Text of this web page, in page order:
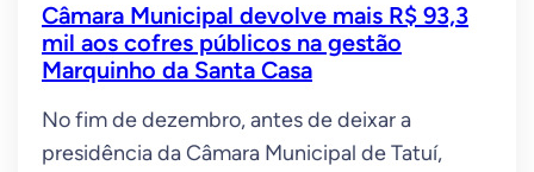
Câmara Municipal devolve mais R$ 93,3
mil aos cofres públicos na gestão
Marquinho da Santa Casa
No fim de dezembro, antes de deixar a
presidência da Câmara Municipal de Tatuí,